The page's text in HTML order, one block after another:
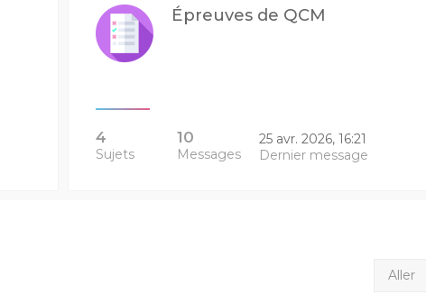
Épreuves de QCM
4
Sujets
10
Messages
25 avr. 2026, 16:21
Dernier message
Aller